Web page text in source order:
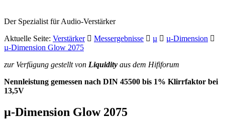
Der Spezialist für Audio-Verstärker
Aktuelle Seite: Verstärker Messergebnisse µ
µ-Dimension
µ-Dimension Glow 2075
zur Verfügung gestellt von Liquidity aus dem Hififorum
Nennleistung gemessen nach DIN 45500 bis 1% Klirrfaktor bei
13,5V
µ-Dimension Glow 2075